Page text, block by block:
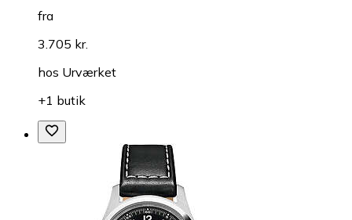
fra
3.705 kr.
hos Urværket
+1 butik